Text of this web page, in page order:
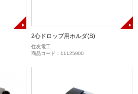
2心ドロップ用ホルダ(S)
住友電工
商品コード：11125900